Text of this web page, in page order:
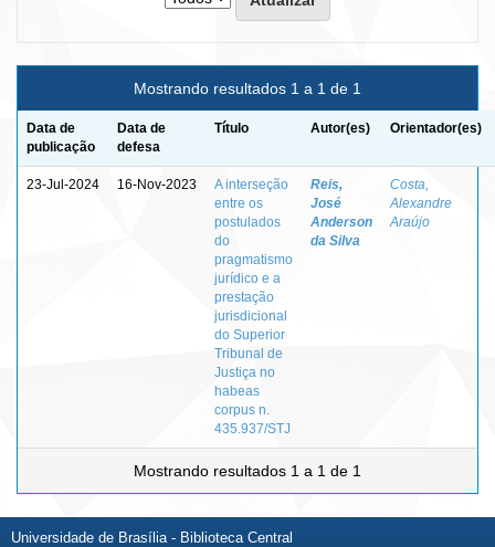
Mostrando resultados 1 a 1 de 1
Data de
publicação
Data de
defesa
Título Autor(es) Orientador(es)
23-Jul-2024 16-Nov-2023
A interseção
entre os
postulados
do
pragmatismo
jurídico e a
prestação
jurisdicional
do Superior
Tribunal de
Justiça no
habeas
corpus n.
435.937/STJ
Reis,
José
Anderson
da Silva
Costa,
Alexandre
Araújo
Mostrando resultados 1 a 1 de 1
Universidade de Brasília - Biblioteca Central